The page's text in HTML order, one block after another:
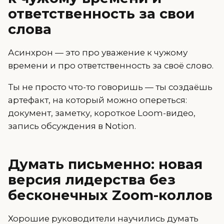
ответственность за свои
слова
Асинхрон — это про уважение к чужому
времени и про ответственность за своё слово.
Ты не просто что-то говоришь — ты создаёшь
артефакт, на который можно опереться:
документ, заметку, короткое Loom-видео,
запись обсуждения в Notion.
Думать письменно: новая
версия лидерства без
бесконечных Zoom-коллов
Хорошие руководители научились думать